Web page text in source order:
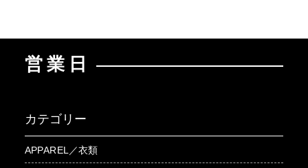
営業日
カテゴリー
APPAREL／衣類